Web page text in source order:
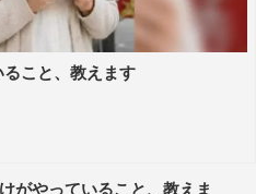
こと、教えます
がやっていること、教えま